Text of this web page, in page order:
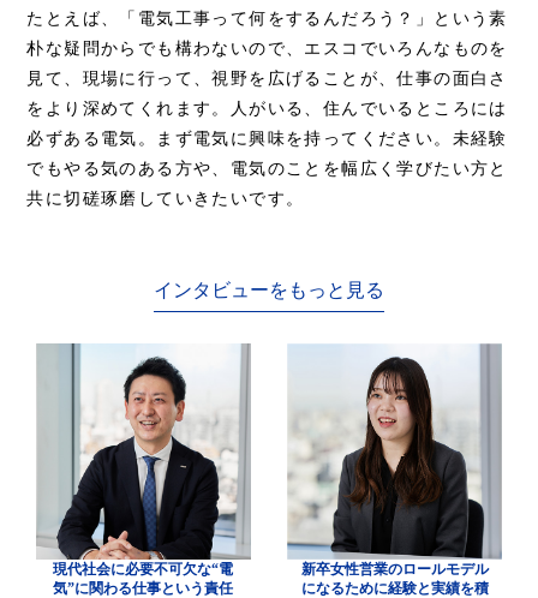
たとえば、「電気工事って何をするんだろう？」という素
朴な疑問からでも構わないので、エスコでいろんなものを
見て、現場に行って、視野を広げることが、仕事の面白さ
をより深めてくれます。人がいる、住んでいるところには
必ずある電気。まず電気に興味を持ってください。未経験
でもやる気のある方や、電気のことを幅広く学びたい方と
共に切磋琢磨していきたいです。
インタビューをもっと見る
現代社会に必要不可欠な“電
気”に関わる仕事という責任
新卒女性営業のロールモデル
になるために経験と実績を積